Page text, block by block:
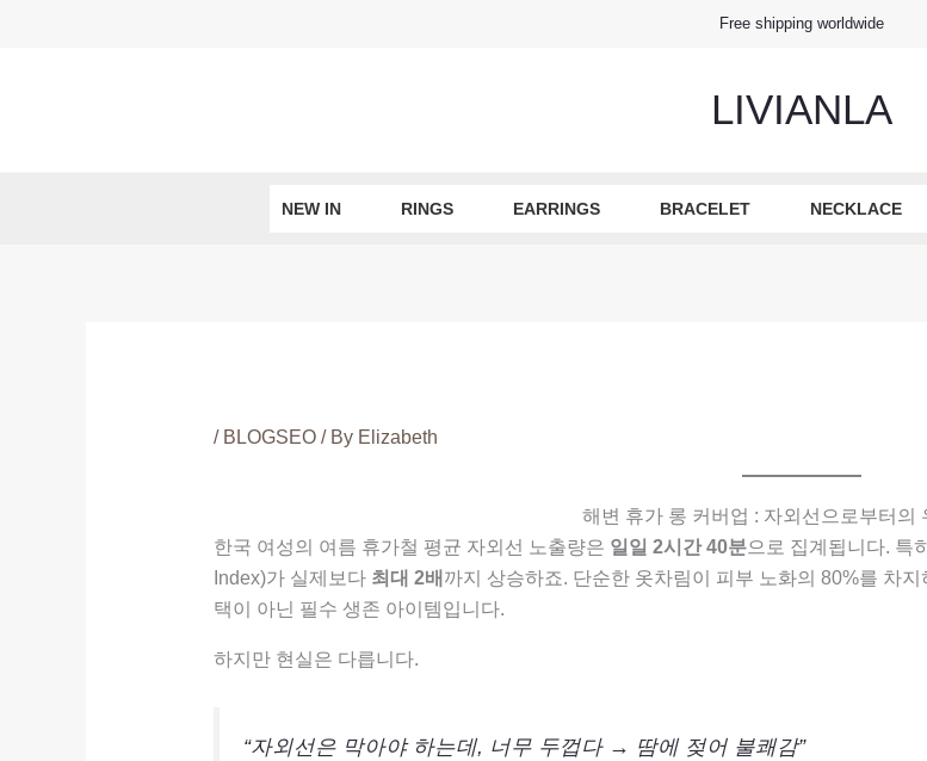
Free shipping worldwide
LIVIANLA
NEW IN RINGS EARRINGS BRACELET NECKLACE
/ BLOGSEO/ By Elizabeth
해변 휴가 롱 커버업 : 자외선으로부터의
한국 여성의 여름 휴가철 평균 자외선 노출량은 일일 2시간 40분으로 집계됩니다. 특
Index)가 실제보다 최대 2배 까지 상승하죠. 단순한 옷차림이 피부 노화의 80%를 차
택이 아닌 필수 생존 아이템입니다.
하지만 현실은 다릅니다.
“자외선은 막아야 하는데, 너무 두껍다 → 땀에 젖어 불쾌감”